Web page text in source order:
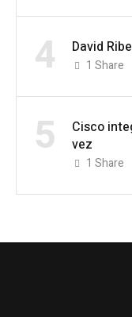
4 David
1 Share
5
Cisco
vez
1 Share